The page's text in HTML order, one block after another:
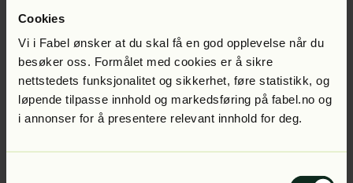
Cookies
Vi i Fabel ønsker at du skal få en god opplevelse når du
besøker oss. Formålet med cookies er å sikre
nettstedets funksjonalitet og sikkerhet, føre statistikk, og
løpende tilpasse innhold og markedsføring på fabel.no og
i annonser for å presentere relevant innhold for deg.